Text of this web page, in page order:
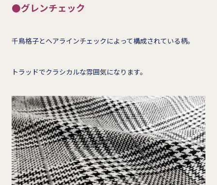
●グレンチェック
千鳥格子とヘアラインチェックによって構成されている柄。
トラッドでクラシカルな雰囲気になります。